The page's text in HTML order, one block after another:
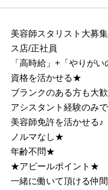
美容師スタリスト大募
ス店/正社員
「高時給」+「やりが
資格を活かせる★
ブランクのある方も大
アシスタント経験のみ
美容師免許を活かせる♪
ノルマなし★
年齢不問★
★アピールポイント★
一緒に働いて頂ける仲